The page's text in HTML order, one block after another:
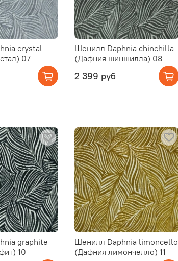
crystal
07
Шенилл Daphnia chinchilla
(Дафния шиншилла) 08
2 399 руб
graphite
10
Шенилл Daphnia limoncello
(Дафния лимончелло) 11